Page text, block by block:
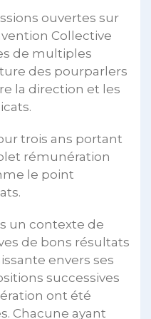
ouvertes sur
Collective
de multiples
des pourparlers
la direction et les
trois ans portant
rémunération
le point
un contexte de
de bons résultats
envers ses
successives
ont été
Chacune ayant